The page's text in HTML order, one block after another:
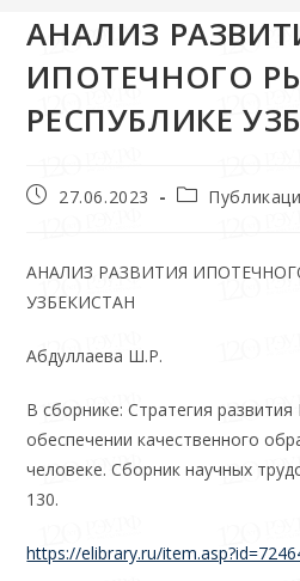
АНАЛИЗ
ИПОТЕЧНОГО
РЕСПУБЛИКЕ
27.06.2023
АНАЛИЗ РАЗВИТИЯ
УЗБЕКИСТАН
Абдуллаева Ш.Р.
В сборнике: Стратегия
обеспечении качественного
человеке. Сборник научных
130.
https://elibrary.ru/